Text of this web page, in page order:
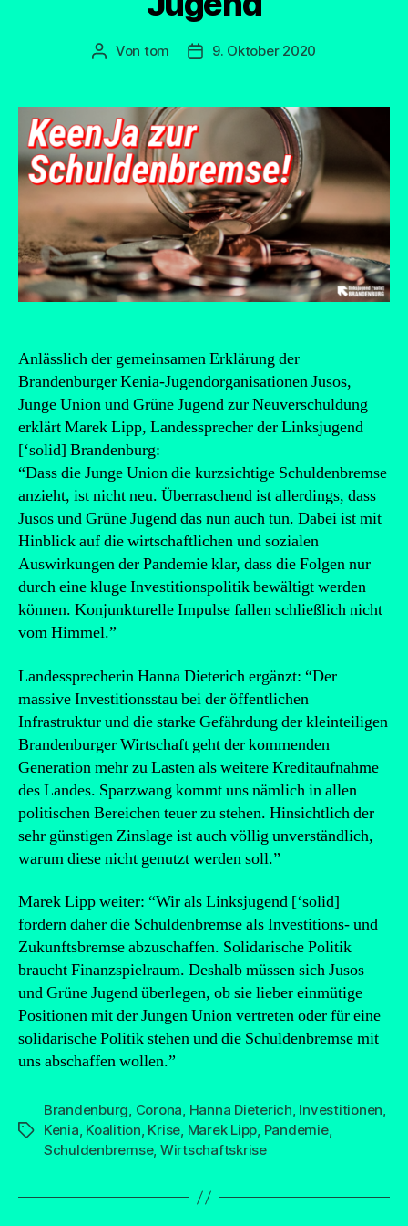
Beitragsautor
Von tom Beitragsdatum
9. Oktober 2020
Anlässlich der gemeinsamen Erklärung der
Brandenburger Kenia-Jugendorganisationen Jusos,
Junge Union und Grüne Jugend zur Neuverschuldung
erklärt Marek Lipp, Landessprecher der Linksjugend
[‘solid] Brandenburg:
“Dass die Junge Union die kurzsichtige Schuldenbremse
anzieht, ist nicht neu. Überraschend ist allerdings, dass
Jusos und Grüne Jugend das nun auch tun. Dabei ist mit
Hinblick auf die wirtschaftlichen und sozialen
Auswirkungen der Pandemie klar, dass die Folgen nur
durch eine kluge Investitionspolitik bewältigt werden
können. Konjunkturelle Impulse fallen schließlich nicht
vom Himmel.”
Landessprecherin Hanna Dieterich ergänzt: “Der
massive Investitionsstau bei der öffentlichen
Infrastruktur und die starke Gefährdung der kleinteiligen
Brandenburger Wirtschaft geht der kommenden
Generation mehr zu Lasten als weitere Kreditaufnahme
des Landes. Sparzwang kommt uns nämlich in allen
politischen Bereichen teuer zu stehen. Hinsichtlich der
sehr günstigen Zinslage ist auch völlig unverständlich,
warum diese nicht genutzt werden soll.”
Marek Lipp weiter: “Wir als Linksjugend [‘solid]
fordern daher die Schuldenbremse als Investitions- und
Zukunftsbremse abzuschaffen. Solidarische Politik
braucht Finanzspielraum. Deshalb müssen sich Jusos
und Grüne Jugend überlegen, ob sie lieber einmütige
Positionen mit der Jungen Union vertreten oder für eine
solidarische Politik stehen und die Schuldenbremse mit
uns abschaffen wollen.”
Schlagwörter
Brandenburg, Corona, Hanna Dieterich, Investitionen,
Kenia, Koalition, Krise, Marek Lipp, Pandemie,
Schuldenbremse, Wirtschaftskrise